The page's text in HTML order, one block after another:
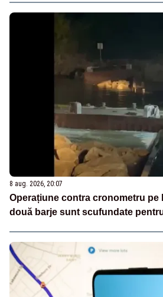
8 aug. 2026, 20:07
Operațiune contra cronometru pe
două barje sunt scufundate